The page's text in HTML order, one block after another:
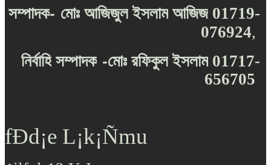
সম্পাদক- মোঃ আজিজুল ইসলাম আজিজ 01719-
076924,
নির্বাহি সম্পাদক -মোঃ রফিকুল ইসলাম 01717-
656705
fÐd¡e L¡k¡Ñmu